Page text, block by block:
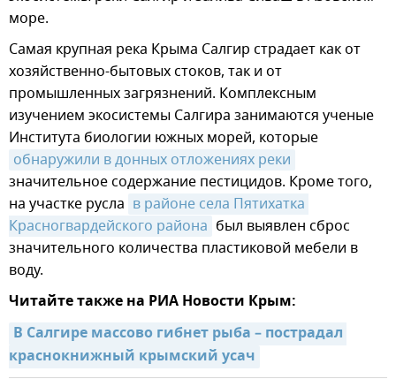
море.
Самая крупная река Крыма Салгир страдает как от
хозяйственно-бытовых стоков, так и от
промышленных загрязнений. Комплексным
изучением экосистемы Салгира занимаются ученые
Института биологии южных морей, которые
обнаружили в донных отложениях реки
значительное содержание пестицидов. Кроме того,
на участке русла в районе села Пятихатка
Красногвардейского района был выявлен сброс
значительного количества пластиковой мебели в
воду.
Читайте также на РИА Новости Крым:
В Салгире массово гибнет рыба – пострадал
краснокнижный крымский усач